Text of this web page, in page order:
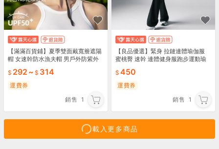
【滿滿百貨鋪】夏季雙面戴寬簷遮陽
帽 女速幹防水漁夫帽 男戶外防紫外
292 ~ 314
運費券
銷售 1
【良品優選】緊身 拉鏈連體瑜伽服
蜜桃臀 速幹 連體健身服跑步運動瑜
450
運費券
銷售 1
載入更多商品